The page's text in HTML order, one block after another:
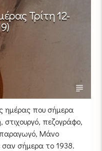
Τρίτη 12-
ημέρας που σήμερα
στιχουργό, πεζογράφο,
παραγωγό, Μάνο
σαν σήμερα το 1938.